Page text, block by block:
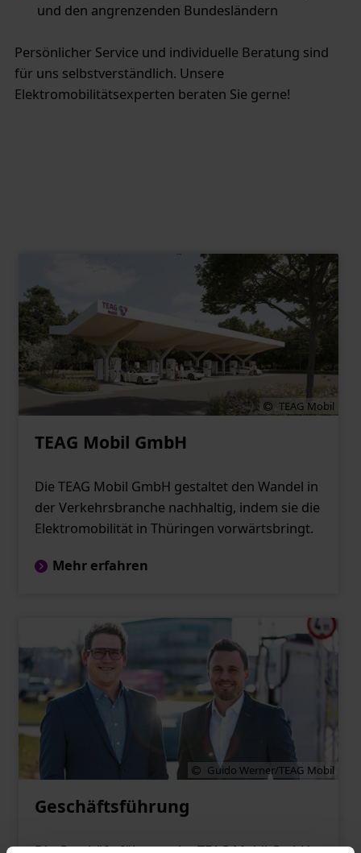
und den angrenzenden Bundesländern
Persönlicher Service und individuelle Beratung sind
für uns selbstverständlich. Unsere
Elektromobilitätsexperten beraten Sie gerne!
TEAG Mobil
TEAG Mobil GmbH
Die TEAG Mobil GmbH gestaltet den Wandel in
der Verkehrsbranche nachhaltig, indem sie die
Elektromobilität in Thüringen vorwärtsbringt.
Mehr erfahren
Guido Werner/TEAG Mobil
Geschäftsführung